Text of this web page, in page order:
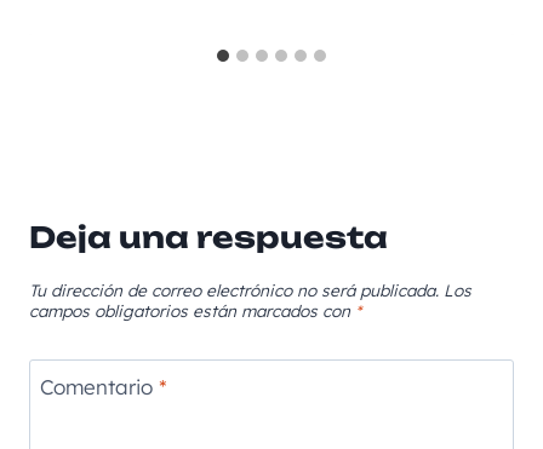
Deja una respuesta
Tu dirección de correo electrónico no será publicada. Los
campos obligatorios están marcados con *
Comentario *